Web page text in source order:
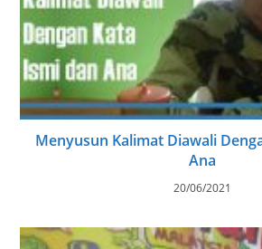
Menyusun Kalimat Diawali
Ana
20/06/2021